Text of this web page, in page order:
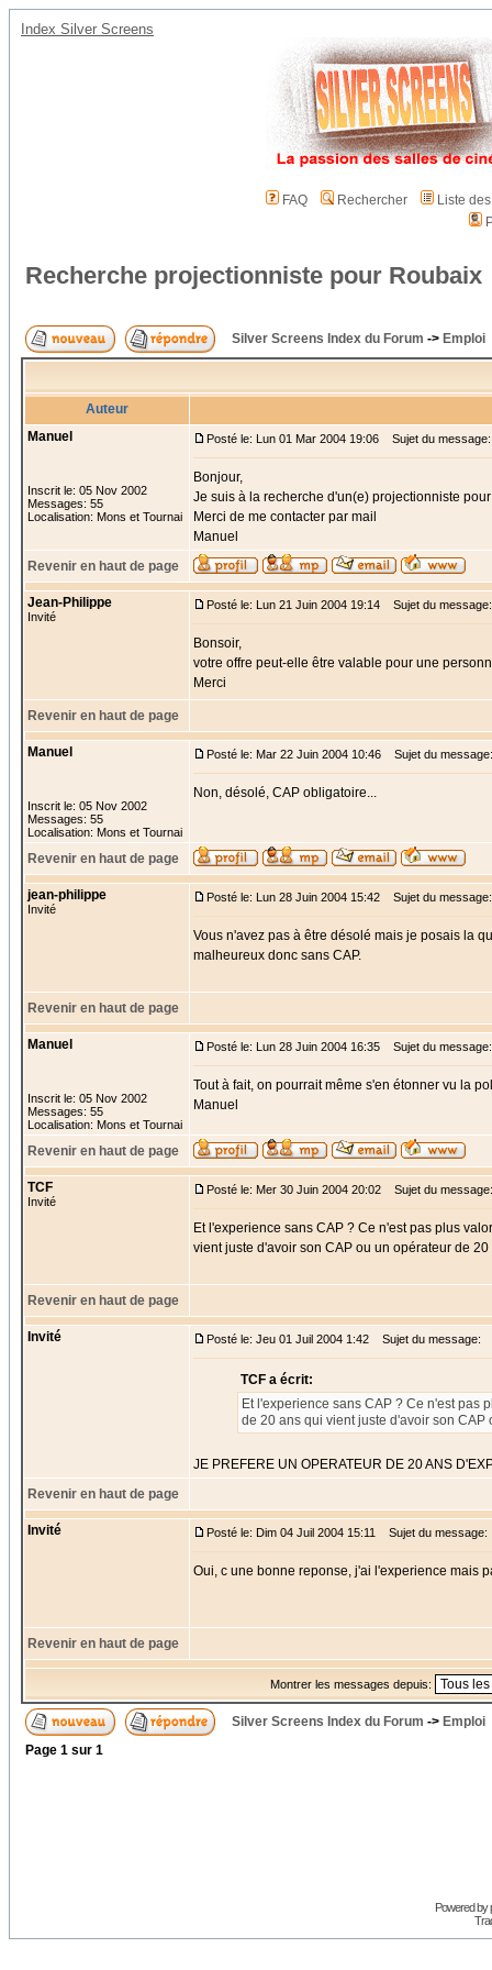
Index Silver Screens
FAQ Rechercher
Liste
Recherche projectionniste pour Roubaix
Silver Screens Index du Forum -> Emploi
Auteur
Manuel
Inscrit le: 05 Nov 2002
Messages: 55
Localisation: Mons et Tournai
Posté le: Lun 01 Mar 2004 19:06 Sujet du
Bonjour,
Je suis à la recherche d'un(e) projectionniste
Merci de me contacter par mail
Manuel
Revenir en haut de page
Jean-Philippe
Invité
Posté le: Lun 21 Juin 2004 19:14 Sujet du
Bonsoir,
votre offre peut-elle être valable pour une
Merci
Revenir en haut de page
Manuel
Inscrit le: 05 Nov 2002
Messages: 55
Localisation: Mons et Tournai
Posté le: Mar 22 Juin 2004 10:46 Sujet du message:
Non, désolé, CAP obligatoire...
Revenir en haut de page
jean-philippe
Invité
Posté le: Lun 28 Juin 2004 15:42 Sujet du
Vous n'avez pas à être désolé mais je posais la
malheureux donc sans CAP.
Revenir en haut de page
Manuel
Inscrit le: 05 Nov 2002
Messages: 55
Localisation: Mons et Tournai
Posté le: Lun 28 Juin 2004 16:35 Sujet du message:
Tout à fait, on pourrait même s'en étonner vu la
Manuel
Revenir en haut de page
TCF
Invité
Posté le: Mer 30 Juin 2004 20:02 Sujet du message:
Et l'experience sans CAP ? Ce n'est pas plus
vient juste d'avoir son CAP ou un opérateur de
Revenir en haut de page
Invité Posté le: Jeu 01 Juil 2004 1:42 Sujet du message:
TCF a écrit:
Et l'experience sans CAP ? Ce n'est pas
de 20 ans qui vient juste d'avoir son
JE PREFERE UN OPERATEUR DE 20 ANS
Revenir en haut de page
Invité Posté le: Dim 04 Juil 2004 15:11 Sujet du message:
Oui, c une bonne reponse, j'ai l'experience mais
Revenir en haut de page
Montrer les messages depuis:
Silver Screens Index du Forum -> Emploi
Page 1 sur 1
Powered by